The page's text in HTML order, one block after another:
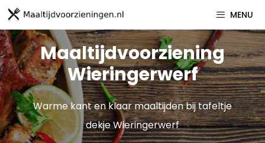
Spring
naar
inhoud
MENU
Maaltijdvoorziening
Wieringerwerf
Warme kant en klaar maaltijden bij tafeltje
dekje Wieringerwerf